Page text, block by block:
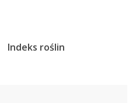
Indeks roślin